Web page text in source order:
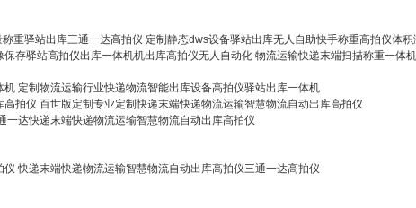
定制静态dws设备驿站出库无人自助快手称重高拍仪体
物流运输快递末端扫描称重一体
定制物流运输行业快递物流智能出库设备高拍仪驿站出库一体机
百世版定制专业定制快递末端快递物流运输智慧物流自动出库高拍仪
一达快递末端快递物流运输智慧物流自动出库高拍仪
快递末端快递物流运输智慧物流自动出库高拍仪三通一达高拍仪